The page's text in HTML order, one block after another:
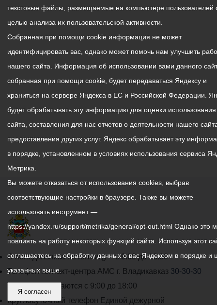
График
работы
администрации
местного
С понедельника по пятницу – с 9.00 до 18.00
Телефон контакт-центра АМС г. Владикавказ 30-30-30
звонки принимаются с 9:00 до 18:00
Круглосуточный телефон Единой дежурной
текстовые файлы, размещаемые на компьютере пользователей
целью анализа их пользовательской активности.
Собранная при помощи cookie информация не может
идентифицировать вас, однако может помочь нам улучшить
нашего сайта. Информация об использовании вами данного
собранная при помощи cookie, будет передаваться Яндексу и
храниться на сервере Яндекса в ЕС и Российской Федерации.
будет обрабатывать эту информацию для оценки
сайта, составления для нас отчетов о деятельности нашего
предоставления других услуг. Яндекс обрабатывает эту
в порядке, установленном в условиях использования сервиса
Метрика.
Вы можете отказаться от использования cookies, выбрав
соответствующие настройки в браузере. Также вы можете
использовать инструмент —
https://yandex.ru/support/metrika/general/opt-out.html Однако это
повлиять на работу некоторых функций сайта. Используя этот
соглашаетесь на обработку данных о вас Яндексом в порядке и
указанных выше.
Я согласен